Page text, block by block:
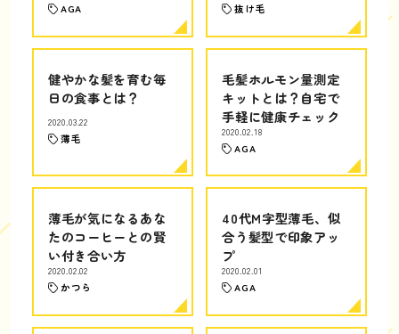
AGA 抜け毛
健やかな髪を育む毎
日の食事とは？
2020.03.22
薄毛
毛髪ホルモン量測定
キットとは？自宅で
手軽に健康チェック
2020.02.18
AGA
薄毛が気になるあな
たのコーヒーとの賢
い付き合い方
2020.02.02
かつら
40代M字型薄毛、似
合う髪型で印象アッ
プ
2020.02.01
AGA